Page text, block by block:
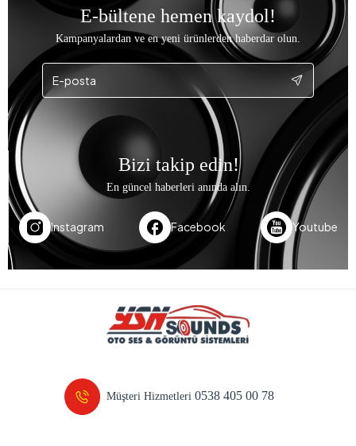
E-bültene hemen kaydol!
Kampanyalardan ve en yeni ürünlerden haberdar olun.
Bizi takip edin!
En güncel haberleri anında alın.
Instagram Facebook Youtube
Müşteri Hizmetleri0538 405 00 78